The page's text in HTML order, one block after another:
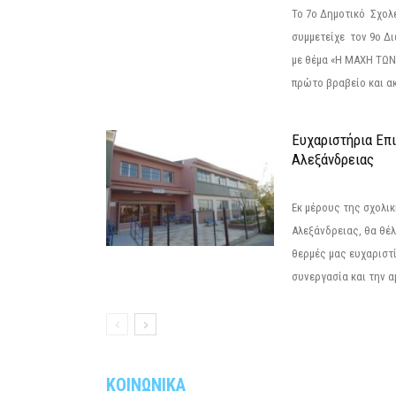
Το 7ο Δημοτικό
συμμετείχε τον 9ο
με θέμα «Η ΜΑΧΗ
πρώτο βραβείο και
Ευχαριστήρια
Αλεξάνδρειας
Εκ μέρους της
Αλεξάνδρειας, θα
θερμές μας
συνεργασία και την
ΚΟΙΝΩΝΙΚΑ